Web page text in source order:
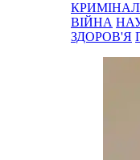
КРИМІНАЛ
ВІЙНА
ЗДОРОВ'Я